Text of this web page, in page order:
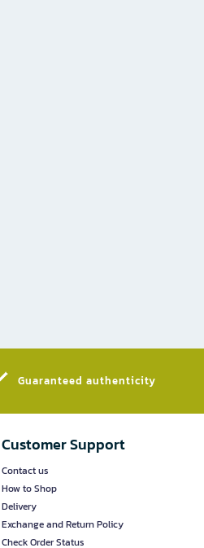
Guaranteed authenticity​
Customer Support
Contact us
How to Shop
Delivery
Exchange and Return Policy
Check Order Status